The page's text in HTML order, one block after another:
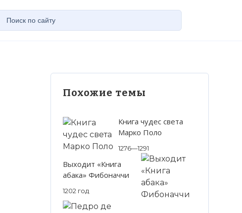
Похожие темы
Книга чудес света
Марко Поло
1276—1291
Выходит «Книга
абака» Фибоначчи
1202 год